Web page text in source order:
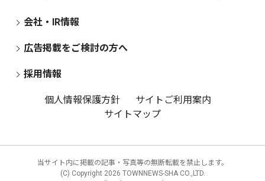
会社・IR情報
広告掲載をご検討の方へ
採用情報
個人情報保護方針
サイトご利用案内
サイトマップ
当サイト内に掲載の記事・写真等の無断転載を禁止します。
(C) Copyright 2026 TOWNNEWS-SHA CO.,LTD.